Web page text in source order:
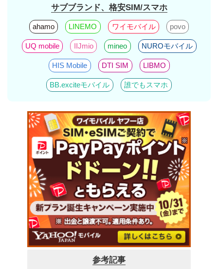
サブブランド、格安SIM/スマホ
ahamo LINEMO ワイモバイル povo
UQ mobile IIJmio mineo NUROモバイル
HIS Mobile DTI SIM LIBMO
BB.exciteモバイル 誰でもスマホ
参考記事